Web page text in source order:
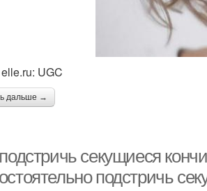
UGC
дальше →
секущиеся
подстричь